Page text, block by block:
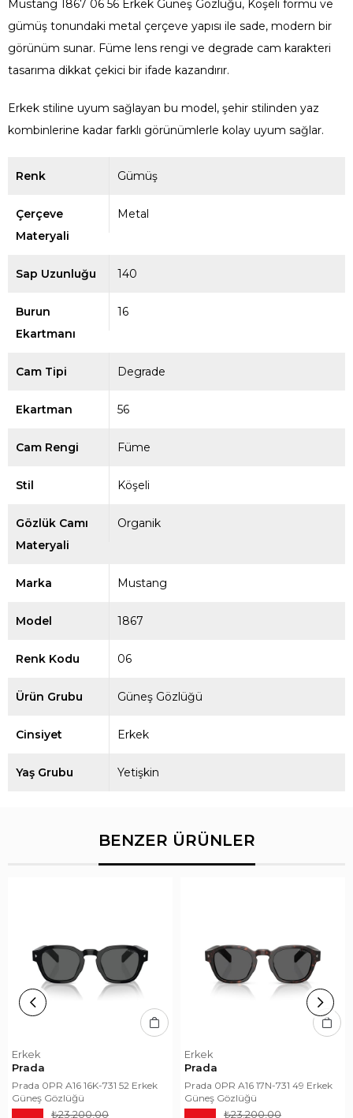
Mustang 1867 06 56 Erkek Güneş Gözlüğü, Köşeli formu ve
gümüş tonundaki metal çerçeve yapısı ile sade, modern bir
görünüm sunar. Füme lens rengi ve degrade cam karakteri
tasarıma dikkat çekici bir ifade kazandırır.
Erkek stiline uyum sağlayan bu model, şehir stilinden yaz
kombinlerine kadar farklı görünümlerle kolay uyum sağlar.
Renk Gümüş
Çerçeve
Materyali
Metal
Sap Uzunluğu 140
Burun
Ekartmanı
16
Cam Tipi Degrade
Ekartman 56
Cam Rengi Füme
Stil Köşeli
Gözlük Camı
Materyali
Organik
Marka Mustang
Model 1867
Renk Kodu 06
Ürün Grubu Güneş Gözlüğü
Cinsiyet Erkek
Yaş Grubu Yetişkin
BENZER ÜRÜNLER
Erkek
Prada
Prada 0PR A16 16K-731 52 Erkek
Güneş Gözlüğü
₺23.200,00
Erkek
Prada
Prada 0PR A16 17N-731 49 Erkek
Güneş Gözlüğü
₺23.200,00